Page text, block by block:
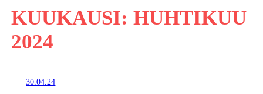
KUUKAUSI: HUHTIKUU
2024
30.04.24